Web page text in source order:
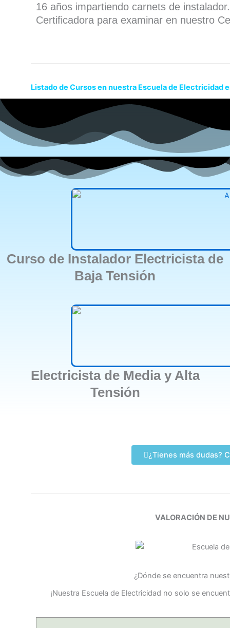
16 años impartiendo carnets de
Certificadora para examinar en nuestro
Listado de Cursos en nuestra Escuela de Electricidad
Curso de Instalador Electricista de
Baja Tensión
Electricista de Media y Alta
Tensión
¿Tienes más dudas?
VALORACIÓN DE
¿Dónde se encuentra
¡Nuestra Escuela de Electricidad no solo se